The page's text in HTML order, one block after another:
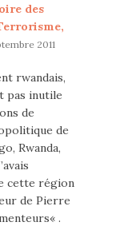
des
2011
rwandais,
pas inutile
de
de
Rwanda,
cette région
de Pierre
.